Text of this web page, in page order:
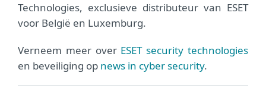
Technologies, exclusieve distributeur van ESET
voor België en Luxemburg.
Verneem meer over ESET security technologies
en beveiliging op news in cyber security.